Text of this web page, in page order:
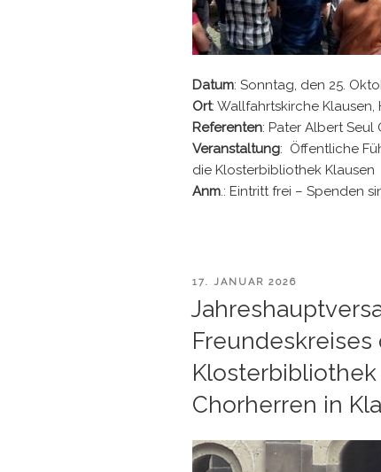
Datum: Sonntag, den 25.
Ort: Wallfahrtskirche
Referenten: Pater Albert Seul
Veranstaltung: Öffentliche
die Klosterbibliothek Klausen
Anm.: Eintritt frei – Spenden
VERÖFFENTLICHT
17. JANUAR 2026
Freundeskreises
Chorherren in